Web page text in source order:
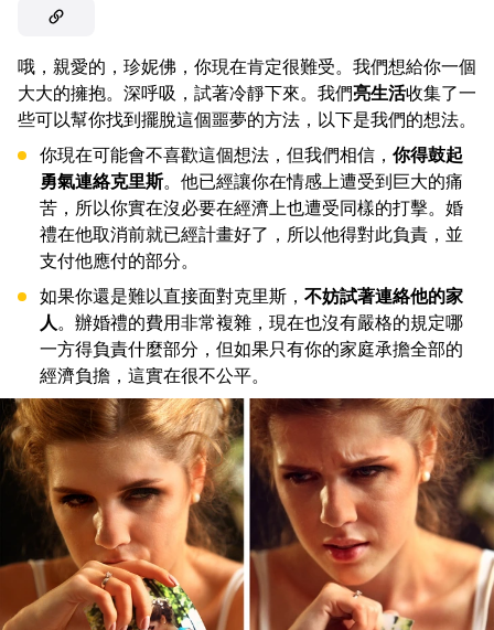
哦，親愛的，珍妮佛，你現在肯定很難受。我們想給你一個
大大的擁抱。深呼吸，試著冷靜下來。我們亮生活收集了一
些可以幫你找到擺脫這個噩夢的方法，以下是我們的想法。
你現在可能會不喜歡這個想法，但我們相信， 你得鼓起
勇氣連絡克里斯。他已經讓你在情感上遭受到巨大的痛
苦，所以你實在沒必要在經濟上也遭受同樣的打擊。婚
禮在他取消前就已經計畫好了，所以他得對此負責，並
支付他應付的部分。
如果你還是難以直接面對克里斯， 不妨試著連絡他的家
人 。辦婚禮的費用非常複雜，現在也沒有嚴格的規定哪
一方得負責什麼部分，但如果只有你的家庭承擔全部的
經濟負擔，這實在很不公平。